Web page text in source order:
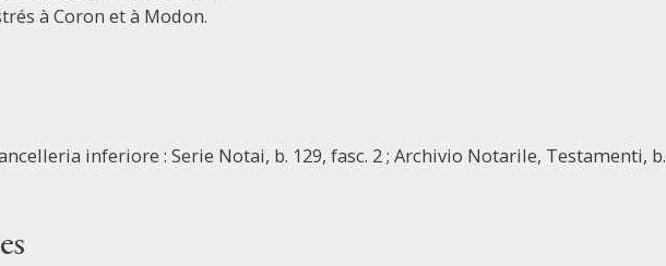
à Coron et à Modon.
inferiore : Serie Notai, b. 129, fasc. 2 ; Archivio Notarile, Testamenti, b.